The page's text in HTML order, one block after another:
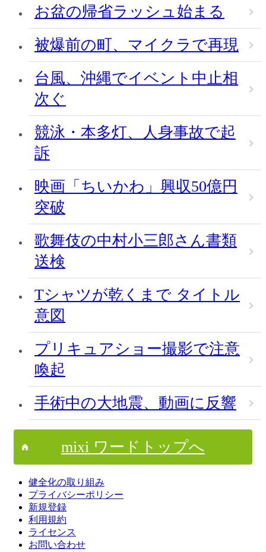
お盆の帰省ラッシュ始まる
被爆前の町、マイクラで再現
台風、沖縄でイベント中止相
次ぐ
競泳・本多灯、人身事故で起
訴
映画「ちいかわ」興収50億円
突破
歌舞伎の中村小三郎さん書類
送検
Tシャツが乾くまで タイトル
意図
プリキュアショー撮影で注意
喚起
手術中の大地震、動画に反響
mixi ワードトップへ
健全化の取り組み
プライバシーポリシー
新規登録
利用規約
ライセンス
お問い合わせ